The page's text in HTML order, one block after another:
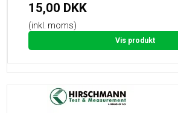
15,00 DKK
(inkl. moms)
Vis produkt